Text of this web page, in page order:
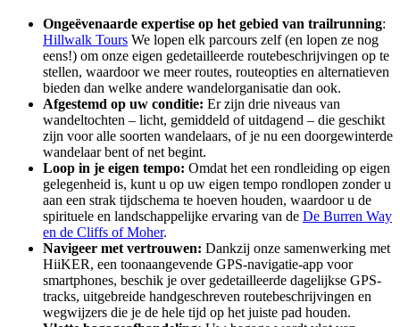
Ongeëvenaarde expertise op het gebied van trailrunning:
Hillwalk Tours We lopen elk parcours zelf (en lopen ze nog
eens!) om onze eigen gedetailleerde routebeschrijvingen op te
stellen, waardoor we meer routes, routeopties en alternatieven
bieden dan welke andere wandelorganisatie dan ook.
Afgestemd op uw conditie: Er zijn drie niveaus van
wandeltochten – licht, gemiddeld of uitdagend – die geschikt
zijn voor alle soorten wandelaars, of je nu een doorgewinterde
wandelaar bent of net begint.
Loop in je eigen tempo: Omdat het een rondleiding op eigen
gelegenheid is, kunt u op uw eigen tempo rondlopen zonder u
aan een strak tijdschema te hoeven houden, waardoor u de
spirituele en landschappelijke ervaring van de De Burren Way
en de Cliffs of Moher.
Navigeer met vertrouwen: Dankzij onze samenwerking met
HiiKER, een toonaangevende GPS-navigatie-app voor
smartphones, beschik je over gedetailleerde dagelijkse GPS-
tracks, uitgebreide handgeschreven routebeschrijvingen en
wegwijzers die je de hele tijd op het juiste pad houden.